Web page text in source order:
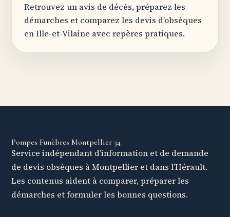
Retrouvez un avis de décès, préparez les
démarches et comparez les devis d’obsèques
en Ille-et-Vilaine avec repères pratiques.
Pompes Funèbres Montpellier 34
Service indépendant d’information et de demande
de devis obsèques à Montpellier et dans l’Hérault.
Les contenus aident à comparer, préparer les
démarches et formuler les bonnes questions.